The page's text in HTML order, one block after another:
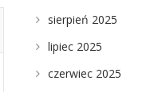
sierpień 2025
lipiec 2025
czerwiec 2025